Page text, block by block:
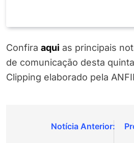
Confira aqui as principais
de comunicação desta
Clipping elaborado pela
Navegação